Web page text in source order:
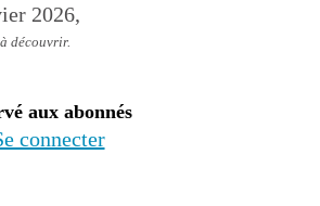
2026,
découvrir.
aux abonnés
connecter